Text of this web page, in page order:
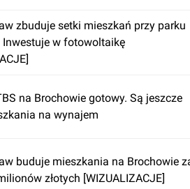
zbuduje setki mieszkań przy parku
Inwestuje w fotowoltaikę
na Brochowie gotowy. Są jeszcze
na wynajem
buduje mieszkania na Brochowie
złotych [WIZUALIZACJE]